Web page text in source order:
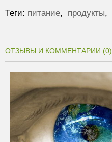
Теги: питание, продукты,
ОТЗЫВЫ И КОММЕНТАРИИ (0)